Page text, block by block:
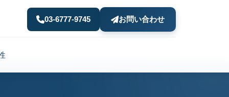
03-6777-9745 お問い合わせ